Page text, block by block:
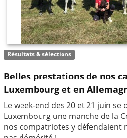
Résultats & sélections
Belles prestations de nos
Luxembourg et en
Le week-end des 20 et 21 juin se
Luxembourg une manche de la
nos compatriotes y défendaient